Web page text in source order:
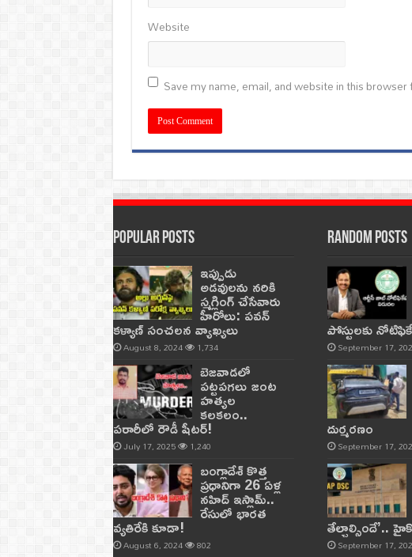
Website
Save my name, email, and website in this
Popular Posts
ఇప్పుడు
అడవులను నరికి
స్మగ్లింగ్ చేసేవారు
హీరోలు: పవన్
కళ్యాణ్ సంచలన వ్యాఖ్యలు
August 8, 2024 1,734
బెజవాడలో
పట్టపగలు జంట
హత్యల
కలకలం..
పరారీలో రౌడీ షీటర్‌!
July 17, 2025 1,240
బంగ్లాదేశ్ కొత్త
ప్రధానిగా 26 ఏళ్ల
నహిద్ ఇస్లామ్..
రేసులో భారత
వ్యతిరేకి కూడా!
August 6, 2024 802
Random Posts
పోస్టులకు
September 17,
దుర్మరణం
September 17,
తేల్చాల్సిందే’..
September 17,